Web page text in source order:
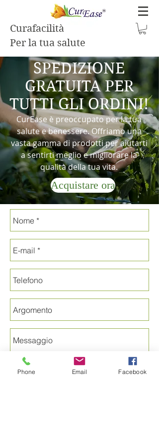
Curafacilità
Per la tua salute
SPEDIZIONE
GRATUITA PER
TUTTI GLI ORDINI!
CurEase è preoccupato per la tua
salute e benessere. Offriamo una
vasta gamma di prodotti per aiutarti
a sentirti meglio e migliorare la
qualità della tua vita.
Acquistare ora
Phone Email Facebook